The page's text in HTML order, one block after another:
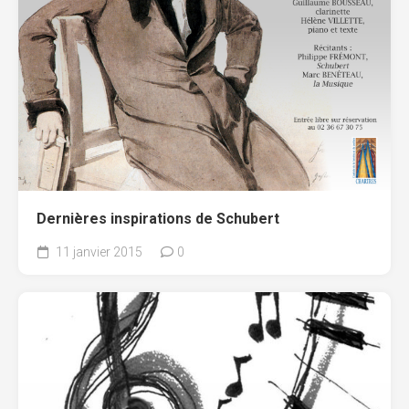
Dernières inspirations de Schubert
11 janvier 2015 0